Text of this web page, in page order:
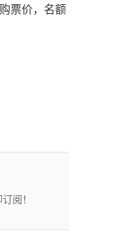
票价，名额
阅！